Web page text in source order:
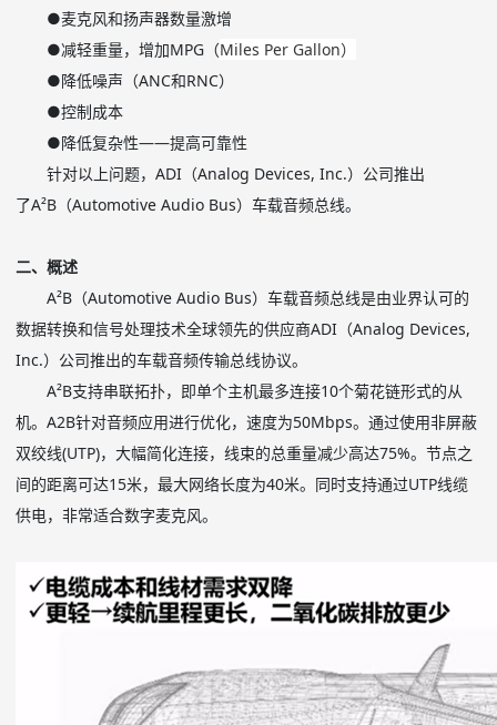
●麦克风和扬声器数量激增
●减轻重量，增加MPG （Miles Per Gallon）
●降低噪声（ANC和RNC）
●控制成本
●降低复杂性——提高可靠性
针对以上问题， ADI （Analog Devices, Inc.）公司推出
了A²B （Automotive Audio Bus）车载音频总线。
二、概述
A²B （Automotive Audio Bus）车载音频总线是由业界认可的
数据转换和信号处理技术全球领先的供应商ADI （Analog Devices,
Inc.）公司推出的车载音频传输总线协议。
A²B支持串联拓扑，即单个主机最多连接10个菊花链形式的从
机。 A2B针对音频应用进行优化，速度为50Mbps。通过使用非屏蔽
双绞线(UTP)，大幅简化连接，线束的总重量减少高达75%。节点之
间的距离可达15米，最大网络长度为40米。同时支持通过UTP线缆
供电，非常适合数字麦克风。